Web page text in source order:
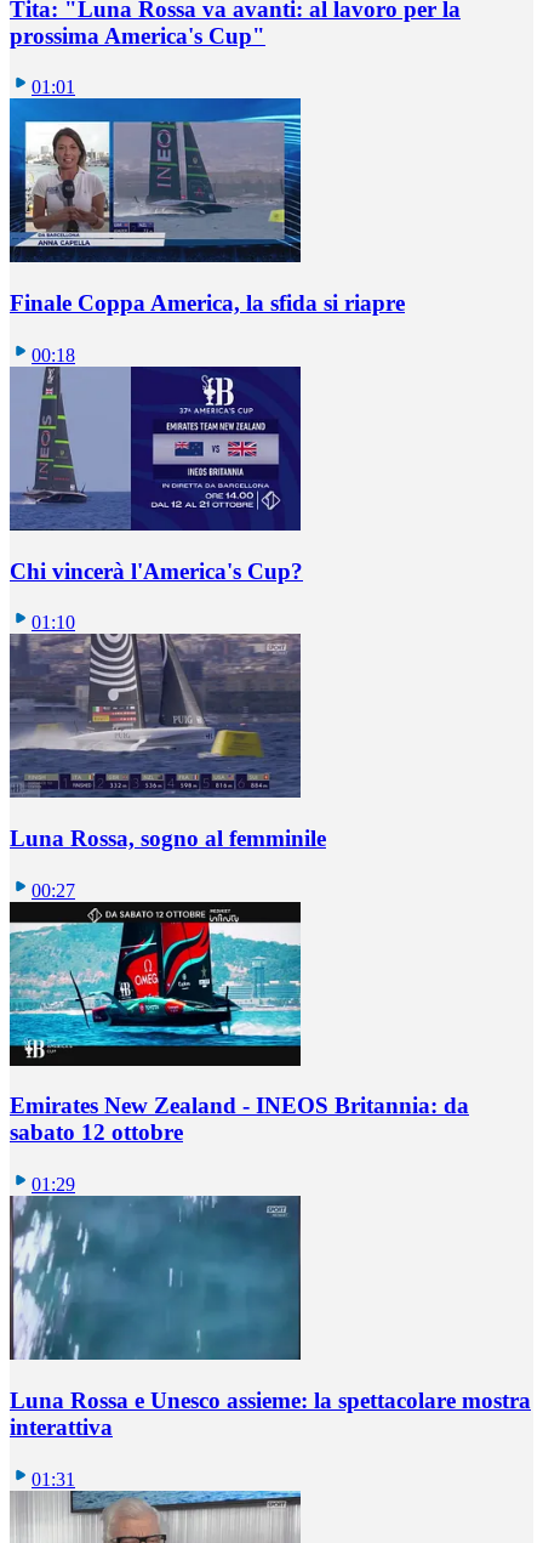
Tita: "Luna Rossa va avanti: al lavoro per la
prossima America's Cup"
01:01
Finale Coppa America, la sfida si riapre
00:18
Chi vincerà l'America's Cup?
01:10
Luna Rossa, sogno al femminile
00:27
Emirates New Zealand - INEOS Britannia: da
sabato 12 ottobre
01:29
Luna Rossa e Unesco assieme: la spettacolare mostra
interattiva
01:31